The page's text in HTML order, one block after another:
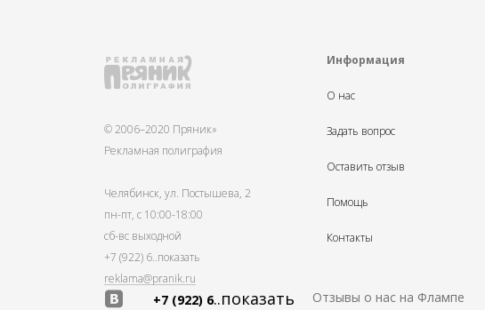
© 2006–2020 Пряник»
Рекламная полиграфия
Челябинск, ул. Постышева, 2
пн-пт, с 10:00-18:00
сб-вс выходной
+7 (922) 6..показать
reklama@pranik.ru
Информация
О нас
Задать вопрос
Оставить отзыв
Помощь
Контакты
+7 (922) 6..показать Отзывы о нас на Флампе